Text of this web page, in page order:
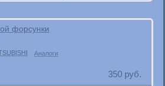
форсунки
Аналоги
350 руб.